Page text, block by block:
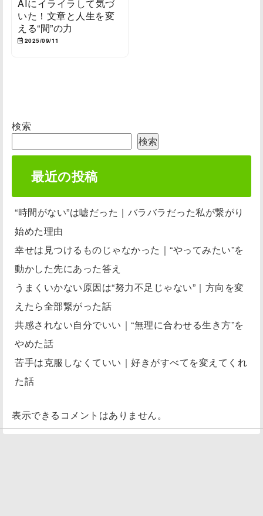
AIにイライラして気づ
いた！文章と人生を変
える“間”の力
2025/09/11
検索
検索
最近の投稿
“時間がない”は嘘だった｜バラバラだった私が繋がり
始めた理由
幸せは見つけるものじゃなかった｜“やってみたい”を
動かした先にあった答え
うまくいかない原因は“努力不足じゃない”｜方向を変
えたら全部繋がった話
共感されない自分でいい｜“無理に合わせる生き方”を
やめた話
苦手は克服しなくていい｜好きがすべてを変えてくれ
た話
表示できるコメントはありません。